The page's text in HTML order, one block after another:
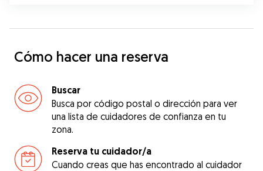
Cómo hacer una reserva
Buscar
Busca por código postal o dirección para ver
una lista de cuidadores de confianza en tu
zona.
Reserva tu cuidador/a
Cuando creas que has encontrado al cuidador